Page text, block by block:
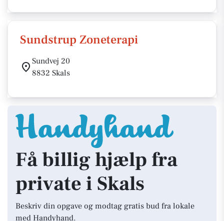
Sundstrup Zoneterapi
Sundvej 20
8832 Skals
Få billig hjælp fra
private i Skals
Beskriv din opgave og modtag gratis bud fra lokale
med Handyhand.